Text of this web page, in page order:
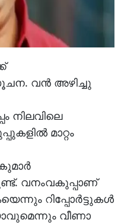
വന്‍ അഴിച്ചു
നിലവിലെ
മാറ്റം
വനംവകുപ്പാണ്
റിപ്പോര്‍ട്ടുകള്‍
വീണാ